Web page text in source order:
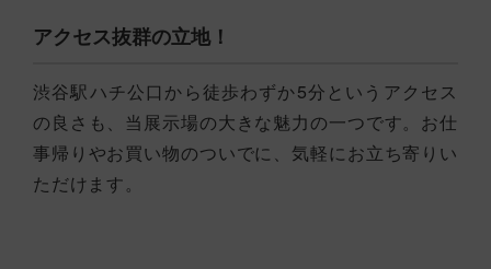
アクセス抜群の立地！
渋谷駅ハチ公口から徒歩わずか5分というアクセス
の良さも、当展示場の大きな魅力の一つです。お仕
事帰りやお買い物のついでに、気軽にお立ち寄りい
ただけます。